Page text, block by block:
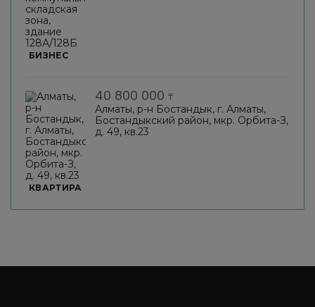
БИЗНЕС
КВАРТИРА
40 800 000 ₸
Алматы, р-н Бостандык, г. Алматы,
Бостандыкский район, мкр. Орбита-З,
д. 49, кв.23